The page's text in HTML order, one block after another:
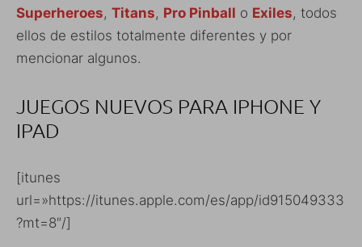
Superheroes, Titans, Pro Pinball o Exiles, todos
ellos de estilos totalmente diferentes y por
mencionar algunos.
JUEGOS NUEVOS PARA IPHONE Y
IPAD
[itunes
url=»https://itunes.apple.com/es/app/id915049333
?mt=8″/]